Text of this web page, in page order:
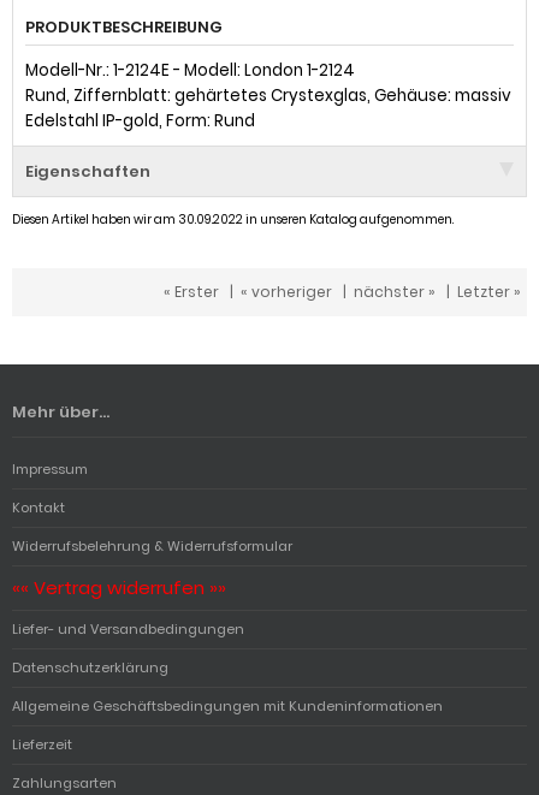
PRODUKTBESCHREIBUNG
Modell-Nr.: 1-2124E - Modell: London 1-2124
Rund, Ziffernblatt: gehärtetes Crystexglas, Gehäuse: massiv
Edelstahl IP-gold, Form: Rund
Eigenschaften
Diesen Artikel haben wir am 30.09.2022 in unseren Katalog aufgenommen.
« Erster | « vorheriger | nächster » | Letzter »
Mehr über...
Impressum
Kontakt
Widerrufsbelehrung & Widerrufsformular
«« Vertrag widerrufen »»
Liefer- und Versandbedingungen
Datenschutzerklärung
Allgemeine Geschäftsbedingungen mit Kundeninformationen
Lieferzeit
Zahlungsarten